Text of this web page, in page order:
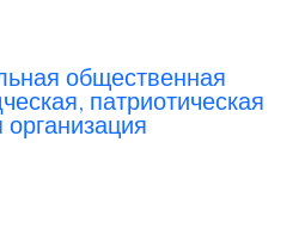
общественная
патриотическая